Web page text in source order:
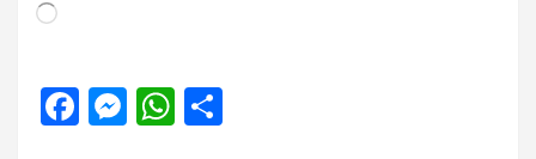
Loading…
F
M
W